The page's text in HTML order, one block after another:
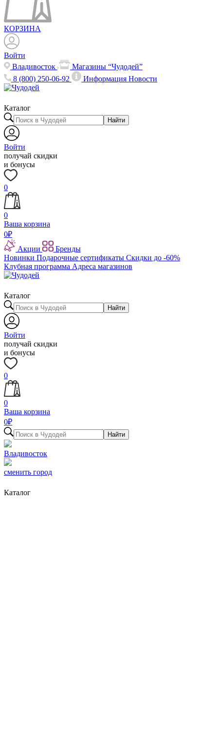
КОРЗИНА
Войти
Владивосток
Магазины “Чудодей”
8 (800) 250-06-92
ИнформацияНовости
Каталог
Найти
Войти
получай скидки
и бонусы
0
0
Ваша корзина
0₽
Акции
Бренды
Новинки Подарочные сертификаты Скидки до -60%
Клубная программа Адреса магазинов
Каталог
Найти
Войти
получай скидки
и бонусы
0
0
Ваша корзина
0₽
Найти
Владивосток
сменить город
Каталог